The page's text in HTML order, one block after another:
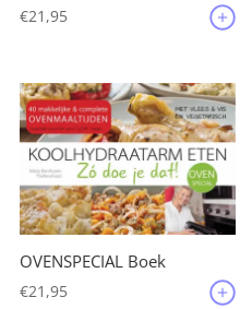
€21,95
OVENSPECIAL Boek
€21,95